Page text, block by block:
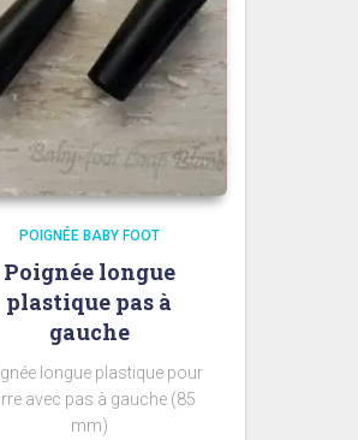
POIGNÉE BABY FOOT
Poignée longue
plastique pas à
gauche
longue plastique pour
avec pas à gauche (85
mm)